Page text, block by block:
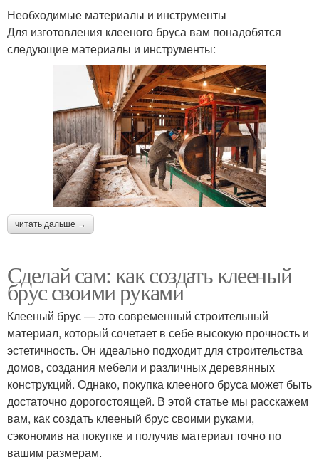
Необходимые материалы и инструменты
Для изготовления клееного бруса вам понадобятся
следующие материалы и инструменты:
читать дальше →
Сделай сам: как создать клееный
брус своими руками
Клееный брус — это современный строительный
материал, который сочетает в себе высокую прочность и
эстетичность. Он идеально подходит для строительства
домов, создания мебели и различных деревянных
конструкций. Однако, покупка клееного бруса может быть
достаточно дорогостоящей. В этой статье мы расскажем
вам, как создать клееный брус своими руками,
сэкономив на покупке и получив материал точно по
вашим размерам.